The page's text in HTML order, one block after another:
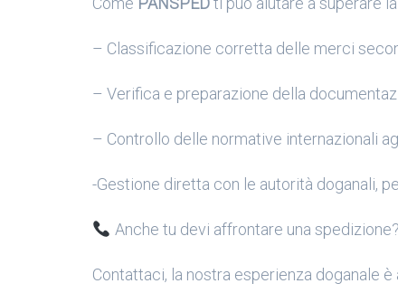
– Classificazione corretta delle merci
– Verifica e preparazione della
– Controllo delle normative internazionali
-Gestione diretta con le autorità doganali,
Anche tu devi affrontare una spedizione?
Contattaci, la nostra esperienza doganale è